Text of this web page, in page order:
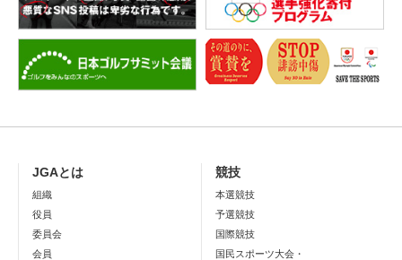
JGAとは
組織
役員
委員会
会員
競技
本選競技
予選競技
国際競技
国民スポーツ大会・